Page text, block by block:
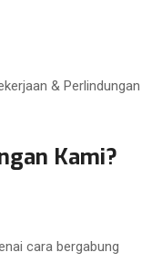
& Perlindungan
Kami?
cara bergabung